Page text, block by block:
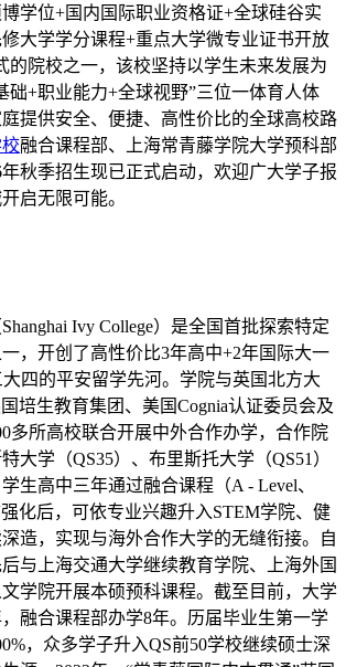
学位+国内国际职业资格证+全球硅谷实
大学学分课程+重点大学微专业证书开放
的院校之一，该校坚持以学生未来发展为
础+职业能力+全球视野”三位一体育人体
提供安全、便捷、高性价比的全球高校路
校融合课程部、上海常青藤学院大学预科部
年秋季招生现已正式启动，欢迎广大学子报
启无限可能。
Ivy College）是全国首批探索特定
，开创了高性价比3年高中+2年国际大一
四的平安留学先河。学院与英国北方大
培生教育集团、美国Cognia认证委员会及
多所高校联合开展中外合作办学，合作院
大学（QS35）、布里斯托大学（QS51）
生高中三年通过融合课程（A - Level、
化后，可依专业兴趣升入STEM学院、健
造，实现与海外合作大学的无缝衔接。自
与上海交通大学继续教育学院、上海外国
学院开展本硕预科课程。截至目前，大学
融合课程部办学8年。历届毕业生第一学
，众多学子升入QS前50学校继续硕士深